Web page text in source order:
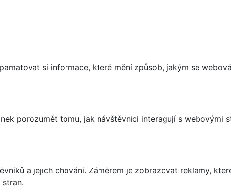
si informace, které mění způsob, jakým se
porozumět tomu, jak návštěvníci interagují s webovými
a jejich chování. Záměrem je zobrazovat reklamy,